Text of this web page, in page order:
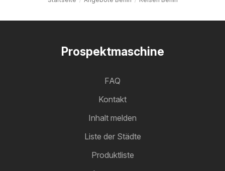
Prospektmaschine
FAQ
Kontakt
Inhalt melden
Liste der Städte
Produktliste